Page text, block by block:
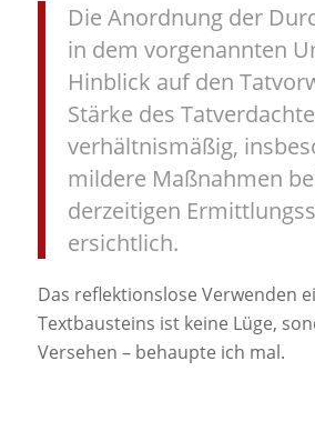
Die Anordnung der
in dem vorgenannten
Hinblick auf den
Stärke des
verhältnismäßig,
mildere Maßnahmen
derzeitigen
ersichtlich.
Das reflektionslose Verwenden
Textbausteins ist keine Lüge,
Versehen – behaupte ich mal.